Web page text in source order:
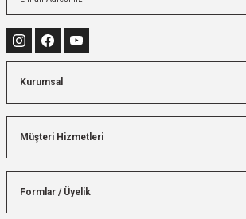
Kurumsal
Müşteri Hizmetleri
Formlar / Üyelik